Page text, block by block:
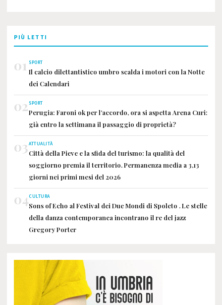
PIÙ LETTI
01 SPORT
Il calcio dilettantistico umbro scalda i motori con la Notte
dei Calendari
02SPORT
Perugia: Faroni ok per l’accordo, ora si aspetta Arena Curi:
già entro la settimana il passaggio di proprietà?
03ATTUALITÀ
Città della Pieve e la sfida del turismo: la qualità del
soggiorno premia il territorio. Permanenza media a 3,13
giorni nei primi mesi del 2026
04CULTURA
Sons of Echo al Festival dei Due Mondi di Spoleto . Le stelle
della danza contemporanea incontrano il re del jazz
Gregory Porter